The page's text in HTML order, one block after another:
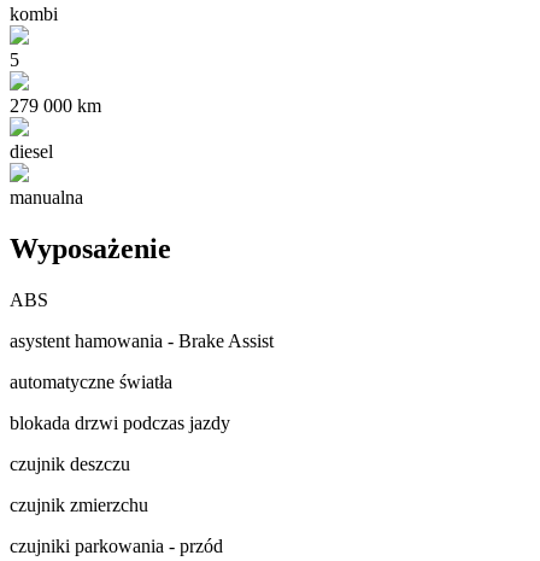
kombi
5
279 000 km
diesel
manualna
Wyposażenie
ABS
asystent hamowania - Brake Assist
automatyczne światła
blokada drzwi podczas jazdy
czujnik deszczu
czujnik zmierzchu
czujniki parkowania - przód